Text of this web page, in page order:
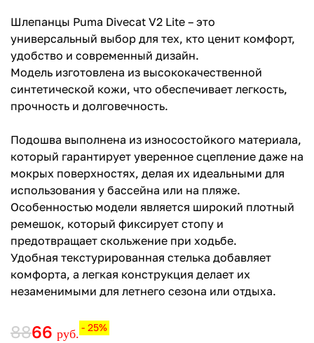
Шлепанцы Puma Divecat V2 Lite – это
универсальный выбор для тех, кто ценит комфорт,
удобство и современный дизайн.
Модель изготовлена из высококачественной
синтетической кожи, что обеспечивает легкость,
прочность и долговечность.
Подошва выполнена из износостойкого материала,
который гарантирует уверенное сцепление даже на
мокрых поверхностях, делая их идеальными для
использования у бассейна или на пляже.
Особенностью модели является широкий плотный
ремешок, который фиксирует стопу и
предотвращает скольжение при ходьбе.
Удобная текстурированная стелька добавляет
комфорта, а легкая конструкция делает их
незаменимыми для летнего сезона или отдыха.
8866 руб. - 25%